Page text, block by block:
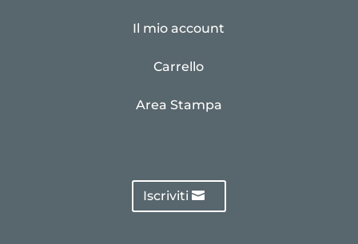
Il mio account
Carrello
Area Stampa
Iscriviti